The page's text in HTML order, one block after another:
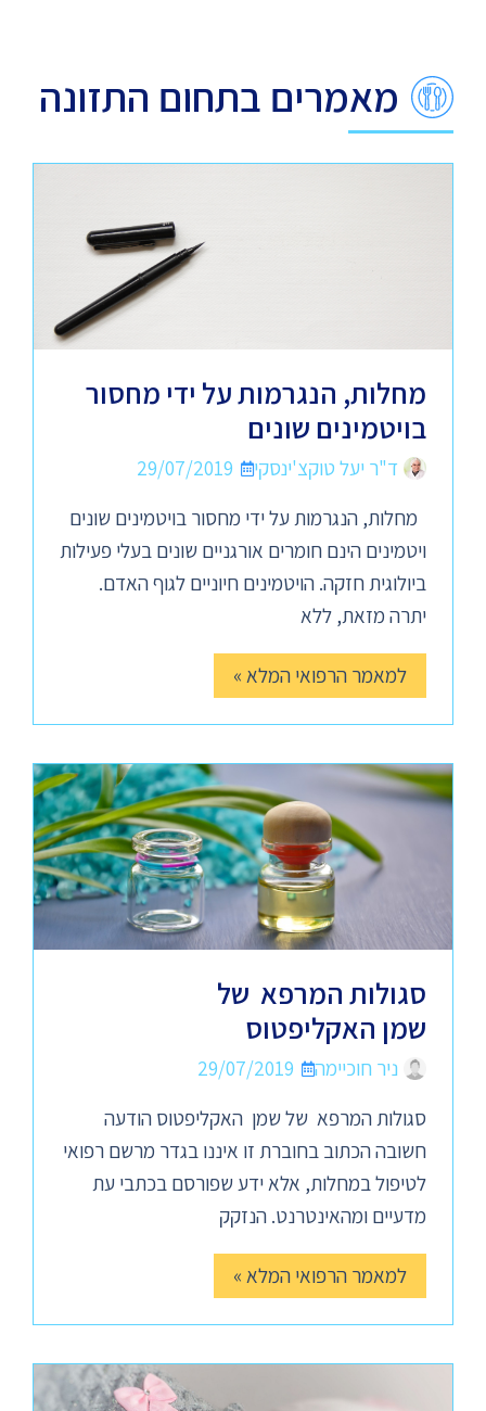
מאמרים בתחום התזונה
מחלות, הנגרמות על ידי מחסור
בויטמינים שונים
ד"ר יעל טוקצ'ינסקי
29/07/2019
מחלות, הנגרמות על ידי מחסור בויטמינים שונים
ויטמינים הינם חומרים אורגניים שונים בעלי פעילות
ביולוגית חזקה. הויטמינים חיוניים לגוף האדם.
יתרה מזאת, ללא
למאמר הרפואי המלא »
סגולות המרפא של
שמן האקליפטוס
ניר חוכיימה
29/07/2019
סגולות המרפא של שמן האקליפטוס הודעה
חשובה הכתוב בחוברת זו איננו בגדר מרשם רפואי
לטיפול במחלות, אלא ידע שפורסם בכתבי עת
מדעיים ומהאינטרנט. הנזקק
למאמר הרפואי המלא »